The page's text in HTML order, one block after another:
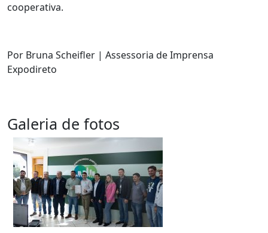
cooperativa.
Por Bruna Scheifler | Assessoria de Imprensa
Expodireto
Galeria de fotos